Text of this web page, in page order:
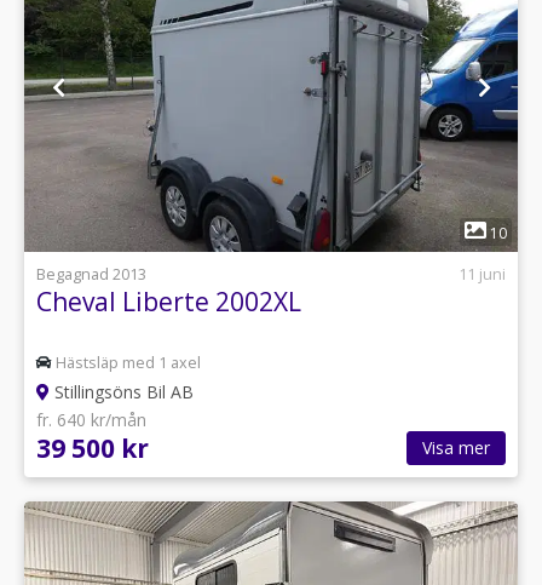
1
10
Begagnad 2013
11 juni
Cheval Liberte 2002XL
Hästsläp med 1 axel
Stillingsöns Bil AB
fr. 640 kr/mån
39 500 kr Visa mer